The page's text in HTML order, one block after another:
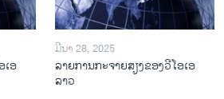
ເອ
ມີນາ 28, 2025
ລາຍການກະຈາຍສຽງຂອງວີໂອເອ
ລາວ